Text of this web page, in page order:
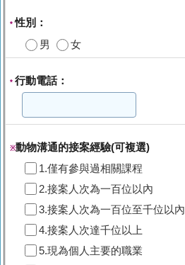
*性別：
男
女
* 行動電話：
※動物溝通的接案經驗(可複選)
1.僅有參與過相關課程
2.接案人次為一百位以內
3.接案人次為一百位至千位以內
4.接案人次達千位以上
5.現為個人主要的職業